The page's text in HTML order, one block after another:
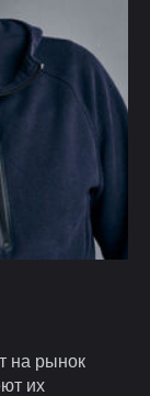
на рынок
их